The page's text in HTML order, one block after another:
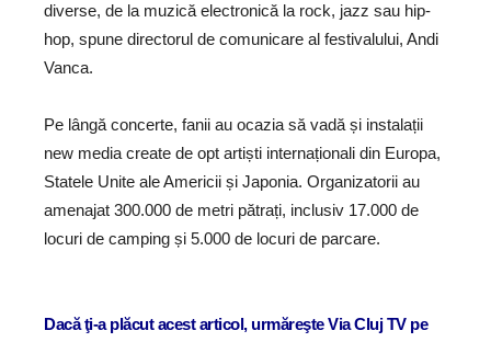
diverse, de la muzică electronică la rock, jazz sau hip-
hop, spune directorul de comunicare al festivalului, Andi
Vanca.
Pe lângă concerte, fanii au ocazia să vadă și instalații
new media create de opt artiști internaționali din Europa,
Statele Unite ale Americii și Japonia. Organizatorii au
amenajat 300.000 de metri pătrați, inclusiv 17.000 de
locuri de camping și 5.000 de locuri de parcare.
Dacă ţi-a plăcut acest articol, urmăreşte Via Cluj TV pe